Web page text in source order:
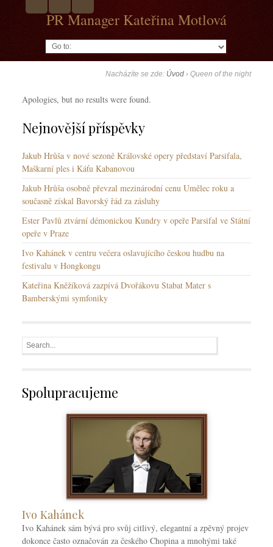
PR Manager Kateřina Motlová
Nacházíte se zde: Úvod ›Queen of the night
Apologies, but no results were found.
Nejnovější příspěvky
Jakub Hrůša v nové sezoně Královské opery představí Parsifala,
Maškarní ples i Káťu Kabanovou
Jakub Hrůša osobně převzal mezinárodní cenu Umělec roku a
současně získal Bavorský řád za zásluhy
Ester Pavlů ztvární démonickou Kundry v opeře Parsifal ve Státní
opeře v Praze
Ivo Kahánek v centru večera oslavujícího českou hudbu na
festivalu v Hongkongu
Kateřina Kněžíková zazpívá Dvořákovu Stabat Mater s
Bamberskými symfoniky
Spolupracujeme
Ivo Kahánek
Ivo Kahánek sám bývá pro svůj citlivý, elegantní a zpěvný projev
dokonce často označován za českého Chopina a mnohými také